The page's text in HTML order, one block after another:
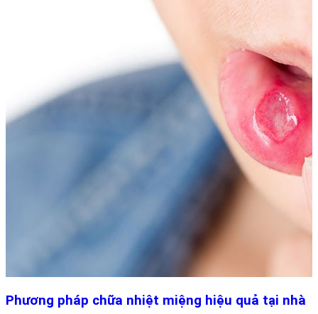
Phương pháp chữa nhiệt miệng hiệu quả tại nhà